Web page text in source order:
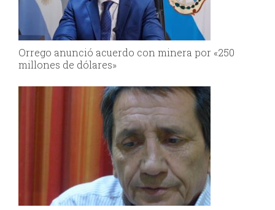
Orrego anunció acuerdo con minera por «250
millones de dólares»